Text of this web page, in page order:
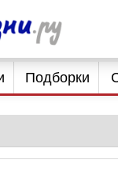
Подборки